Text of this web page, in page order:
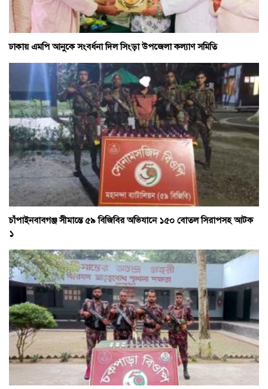
ঢাকায় এমপি আনুকে সংবর্ধনা দিল সিংড়া উপজেলা কল্যাণ সমিতি
চাঁপাইনবাবগঞ্জ সীমান্তে ৫৯ বিজিবির অভিযানে ১৫০ বোতল সিরাপসহ আটক
১